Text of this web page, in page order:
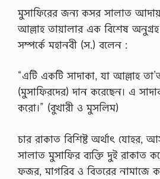
মুসাফিরের জন্য কসর সালাত
আল্লাহ তায়ালার এক বিশেষ
সম্পর্কে মহানবী (স.) বলেন :
“এটি একটি সাদাকা, যা আল্লাহ
(মুসাফিরদের) দান করেছেন। এ
করো।” (বুখারী ও মুসলিম)
চার রাকাত বিশিষ্ট অর্থাৎ
সালাত মুসাফির ব্যক্তি দুই রাকাত
ফজর, মাগরিব ও বিতরের নামাজে